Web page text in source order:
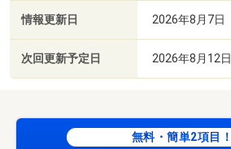
情報更新日 2026年8月7日
次回更新予定日 2026年8月12日
無料・簡単2項目！